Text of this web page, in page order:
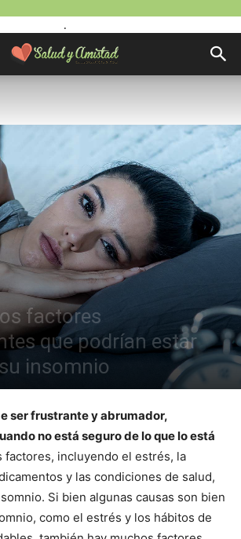
.
factores
que podrían estar
insomnio
ser frustrante y abrumador,
no está seguro de lo que lo está
factores, incluyendo el estrés, la
y las condiciones de salud,
Si bien algunas causas son bien
como el estrés y los hábitos de